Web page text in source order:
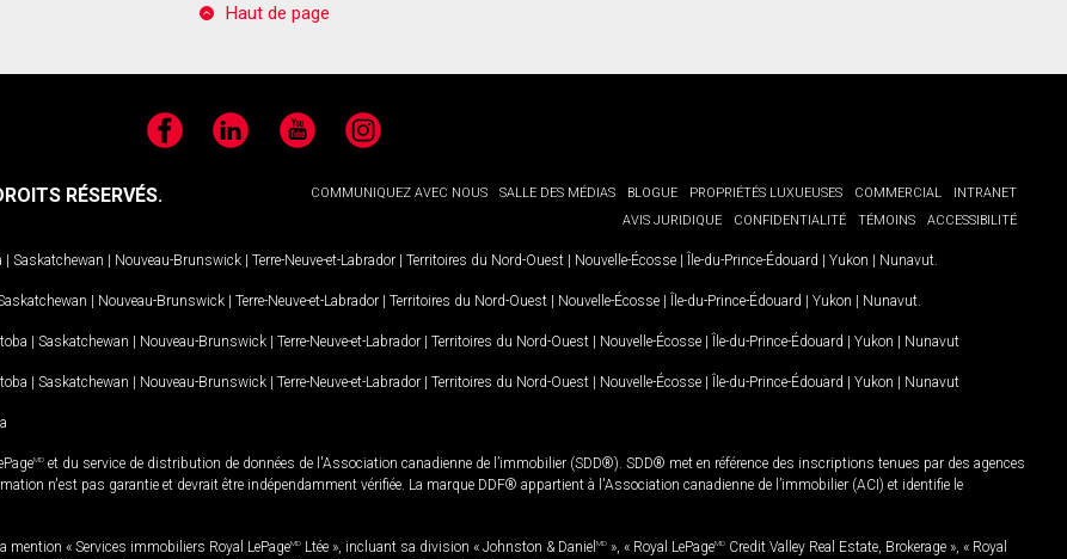
Haut de page
FacebookLinkedIn YouTubeInstagram
COMMUNIQUEZ AVEC NOUS SALLE DES MÉDIAS BLOGUE PROPRIÉTÉS LUXUEUSES COMMERCIAL
INTRANET
AVIS JURIDIQUE
CONFIDENTIALITÉ TÉMOINS ACCESSIBILITÉ
RÉSERVÉS.
Saskatchewan Nouveau-Brunswick Terre-Neuve-et-Labrador Territoires du Nord-Ouest Nouvelle-Écosse Île-du-Prince-Édouard Yukon Nunavut.
Nouveau-Brunswick Terre-Neuve-et-Labrador Territoires du Nord-Ouest Nouvelle-Écosse Île-du-Prince-Édouard Yukon Nunavut.
Saskatchewan Nouveau-Brunswick Terre-Neuve-et-Labrador Territoires du Nord-Ouest Nouvelle-Écosse Île-du-Prince-Édouard Yukon Nunavut
Saskatchewan Nouveau-Brunswick Terre-Neuve-et-Labrador Territoires du Nord-Ouest Nouvelle-Écosse Île-du-Prince-Édouard Yukon Nunavut
MD et du service de distribution de données de l'Association canadienne de l’immobilier (SDD®). SDD® met en référence des inscriptions tenues par des agences
n'est pas garantie et devrait être indépendamment vérifiée. La marque DDF® appartient à l'Association canadienne de l’immobilier (ACI) et identifie le
« Services immobiliers Royal LePageMD Ltée », incluant sa division « Johnston & Daniel MD », « Royal LePageMD Credit Valley Real Estate, Brokerage », « Royal